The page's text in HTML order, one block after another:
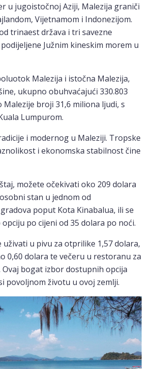
u jugoistočnoj Aziji, Malezija graniči
Vijetnamom i Indonezijom.
trinaest država i tri savezne
Južnim kineskim morem u
Malezija i istočna Malezija,
ukupno obuhvaćajući 330.803
Malezije broji 31,6 miliona ljudi, s
Lumpurom.
i modernog u Maleziji. Tropske
i ekonomska stabilnost čine
možete očekivati oko 209 dolara
stan u jednom od
poput Kota Kinabalua, ili se
po cijeni od 35 dolara po noći.
uživati u pivu za otprilike 1,57 dolara,
0,60 dolara te večeru u restoranu za
Ovaj bogat izbor dostupnih opcija
povoljnom životu u ovoj zemlji.